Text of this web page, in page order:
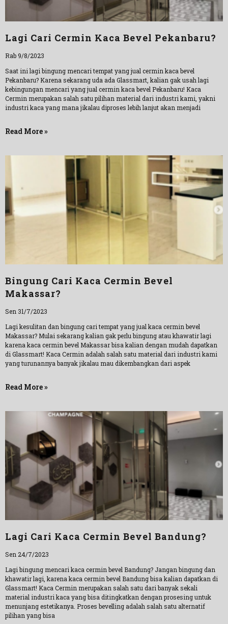
Lagi Cari Cermin Kaca Bevel Pekanbaru?
Rab 9/8/2023
Saat ini lagi bingung mencari tempat yang jual cermin kaca bevel
Pekanbaru? Karena sekarang uda ada Glassmart, kalian gak usah lagi
kebingungan mencari yang jual cermin kaca bevel Pekanbaru! Kaca
Cermin merupakan salah satu pilihan material dari industri kami, yakni
industri kaca yang mana jikalau diproses lebih lanjut akan menjadi
Read More »
Bingung Cari Kaca Cermin Bevel
Makassar?
Sen 31/7/2023
Lagi kesulitan dan bingung cari tempat yang jual kaca cermin bevel
Makassar? Mulai sekarang kalian gak perlu bingung atau khawatir lagi
karena kaca cermin bevel Makassar bisa kalian dengan mudah dapatkan
di Glassmart! Kaca Cermin adalah salah satu material dari industri kami
yang turunannya banyak jikalau mau dikembangkan dari aspek
Read More »
Lagi Cari Kaca Cermin Bevel Bandung?
Sen 24/7/2023
Lagi bingung mencari kaca cermin bevel Bandung? Jangan bingung dan
khawatir lagi, karena kaca cermin bevel Bandung bisa kalian dapatkan di
Glassmart! Kaca Cermin merupakan salah satu dari banyak sekali
material industri kaca yang bisa ditingkatkan dengan prosesing untuk
menunjang estetikanya. Proses bevelling adalah salah satu alternatif
pilihan yang bisa